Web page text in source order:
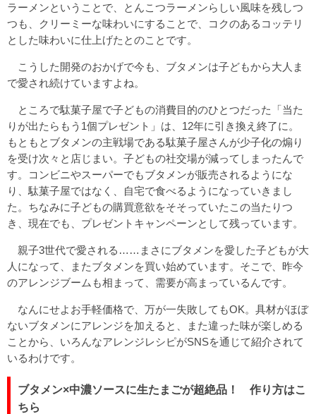
ラーメンということで、とんこつラーメンらしい風味を残しつ
つも、クリーミーな味わいにすることで、コクのあるコッテリ
とした味わいに仕上げたとのことです。
こうした開発のおかげで今も、ブタメンは子どもから大人ま
で愛され続けていますよね。
ところで駄菓子屋で子どもの消費目的のひとつだった「当た
りが出たらもう1個プレゼント」は、12年に引き換え終了に。
もともとブタメンの主戦場である駄菓子屋さんが少子化の煽り
を受け次々と店じまい。子どもの社交場が減ってしまったんで
す。コンビニやスーパーでもブタメンが販売されるようにな
り、駄菓子屋ではなく、自宅で食べるようになっていきまし
た。ちなみに子どもの購買意欲をそそっていたこの当たりつ
き、現在でも、プレゼントキャンペーンとして残っています。
親子3世代で愛される……まさにブタメンを愛した子どもが大
人になって、またブタメンを買い始めています。そこで、昨今
のアレンジブームも相まって、需要が高まっているんです。
なんにせよお手軽価格で、万が一失敗してもOK。具材がほぼ
ないブタメンにアレンジを加えると、また違った味が楽しめる
ことから、いろんなアレンジレシピがSNSを通じて紹介されて
いるわけです。
ブタメン×中濃ソースに生たまごが超絶品！ 作り方はこ
ちら